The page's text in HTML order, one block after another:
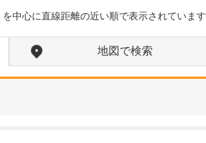
を中心に直線距離の近い順で表示されています
地図で検索
佐藤 直樹院長取材記事
されていますね。
「スポーツ整形外科」を
打ち出すからにはスポー